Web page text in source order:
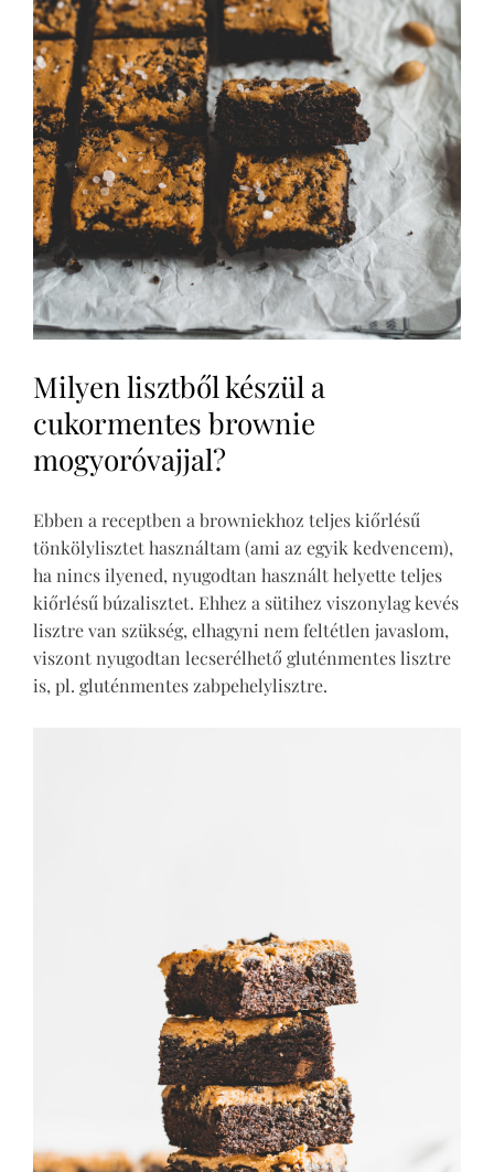
Milyen lisztből készül a
cukormentes brownie
mogyoróvajjal?
Ebben a receptben a browniekhoz teljes kiőrlésű
tönkölylisztet használtam (ami az egyik kedvencem),
ha nincs ilyened, nyugodtan használt helyette teljes
kiőrlésű búzalisztet. Ehhez a sütihez viszonylag kevés
lisztre van szükség, elhagyni nem feltétlen javaslom,
viszont nyugodtan lecserélhető gluténmentes lisztre
is, pl. gluténmentes zabpehelylisztre.